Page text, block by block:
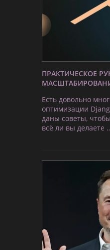
ПРАКТИЧЕСКОЕ
Есть довольно
оптимизации
даны советы,
всё ли вы делаете